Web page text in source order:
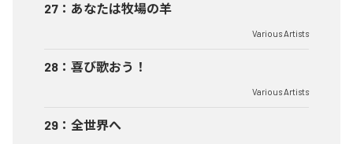
27 ： あなたは牧場の羊
Various Artists
28 ： 喜び歌おう！
Various Artists
29 ： 全世界へ